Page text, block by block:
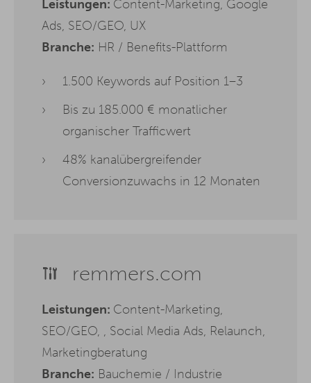
Leistungen: Content-Marketing, Google
Ads, SEO/GEO, UX
Branche: HR / Benefits-Plattform
1.500 Keywords auf Position 1–3
Bis zu 185.000 € monatlicher
organischer Trafficwert
48% kanalübergreifender
Conversionzuwachs in 12 Monaten
remmers.com
Leistungen: Content-Marketing,
SEO/GEO, , Social Media Ads, Relaunch,
Marketingberatung
Branche: Bauchemie / Industrie